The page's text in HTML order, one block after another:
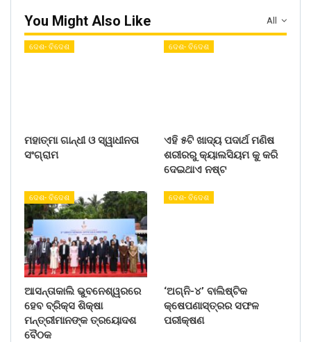
All
You Might Also Like
ଦେଶ- ବିଦେଶ
ମହାତ୍ମା ଗାନ୍ଧୀ ଓ ସ୍ୱାଧୀନତା
ସଂଗ୍ରାମ
ଦେଶ- ବିଦେଶ
ଏହି ୫ଟି ଖାଦ୍ୟ ପଦାର୍ଥ ମଣିଷ
ଶରୀରରୁ କ୍ୟାଲସିୟମ କୁ କରି
ଦେଇଥାଏ ନଷ୍ଟ
ଦେଶ- ବିଦେଶ
ଆସନ୍ତାକାଲି ଭୁବନେଶ୍ୱରରେ
ହେବ ବ୍ରିକ୍ସ ଶିକ୍ଷା
ମନ୍ତ୍ରୀମାନଙ୍କ ତ୍ରୟୋଦଶ
ବୈଠକ
ଦେଶ- ବିଦେଶ
‘ଅଗ୍ନି-୪’ ବାଲିଷ୍ଟିକ
କ୍ଷେପଣାସ୍ତ୍ରର ସଫଳ
ପରୀକ୍ଷଣ